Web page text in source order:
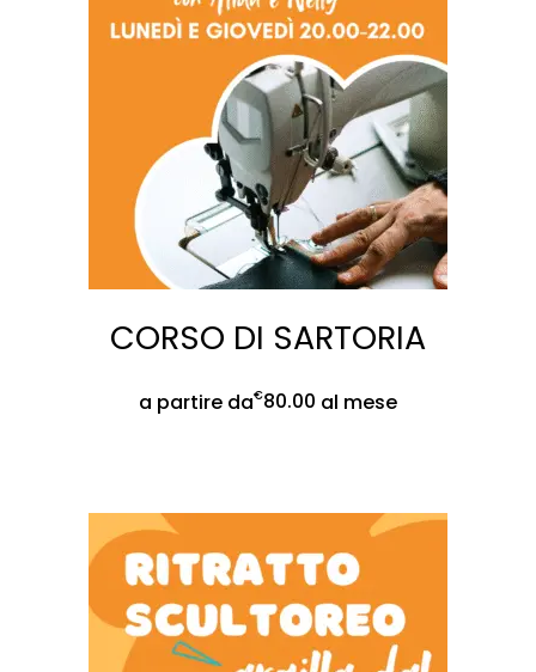
a partire da€80.00 al mese
CORSO DI SARTORIA